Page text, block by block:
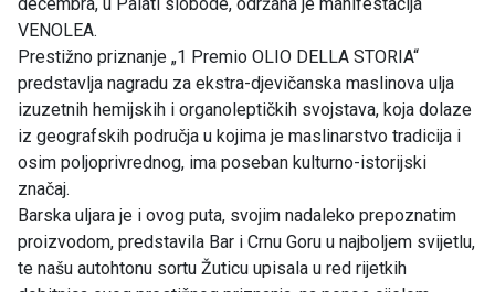
decembra, u Palati slobode, održana je manifestacija
VENOLEA.
Prestižno priznanje „1 Premio OLIO DELLA STORIA“
predstavlja nagradu za ekstra-djevičanska maslinova ulja
izuzetnih hemijskih i organoleptičkih svojstava, koja dolaze
iz geografskih područja u kojima je maslinarstvo tradicija i
osim poljoprivrednog, ima poseban kulturno-istorijski
značaj.
Barska uljara je i ovog puta, svojim nadaleko prepoznatim
proizvodom, predstavila Bar i Crnu Goru u najboljem svijetlu,
te našu autohtonu sortu Žuticu upisala u red rijetkih